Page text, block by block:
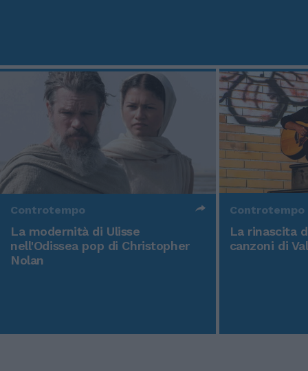
Controtempo
La modernità di Ulisse
nell'Odissea pop di Christopher
Nolan
Controtempo
La rinascita
canzoni di